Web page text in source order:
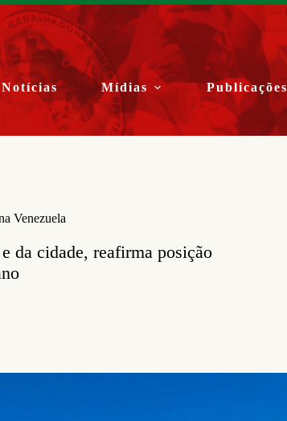
Notícias Mídias Publicações
Venezuela
da cidade, reafirma posição